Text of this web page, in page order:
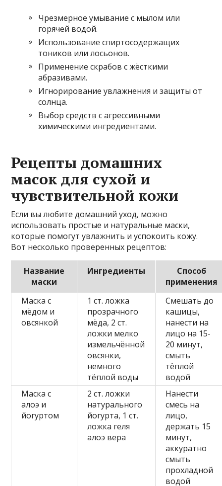
Чрезмерное умывание с мылом или
горячей водой.
Использование спиртосодержащих
тоников или лосьонов.
Применение скрабов с жёсткими
абразивами.
Игнорирование увлажнения и защиты от
солнца.
Выбор средств с агрессивными
химическими ингредиентами.
Рецепты домашних
масок для сухой и
чувствительной кожи
Если вы любите домашний уход, можно
использовать простые и натуральные маски,
которые помогут увлажнить и успокоить кожу.
Вот несколько проверенных рецептов:
Название
маски
Ингредиенты
Способ
применения
Маска с
мёдом и
овсянкой
1 ст. ложка
прозрачного
мёда, 2 ст.
ложки мелко
измельчённой
овсянки,
немного
тёплой воды
Смешать до
кашицы,
нанести на
лицо на 15-
20 минут,
смыть
тёплой
водой
Маска с
алоэ и
йогуртом
2 ст. ложки
натурального
йогурта, 1 ст.
ложка геля
алоэ вера
Нанести
смесь на
лицо,
держать 15
минут,
аккуратно
смыть
прохладной
водой